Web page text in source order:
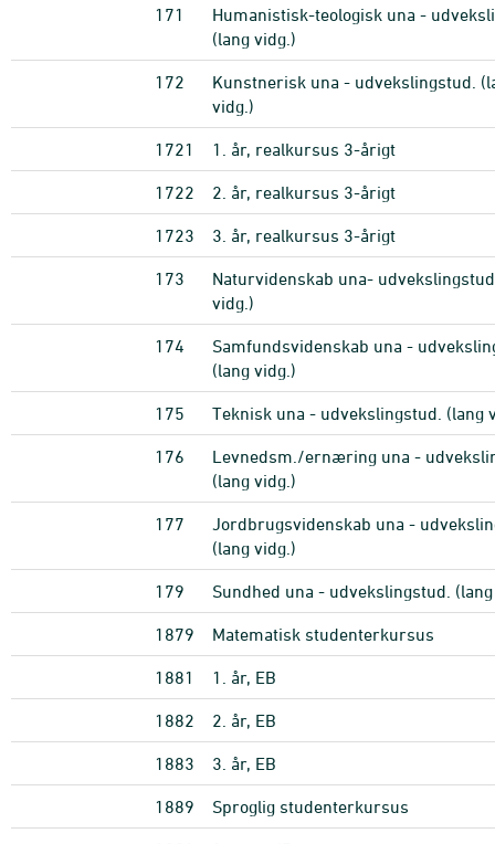
171
Humanistisk-teologisk una -
(lang vidg.)
172
Kunstnerisk una - udvekslingstud.
vidg.)
1721 1. år, realkursus 3-årigt
1722 2. år, realkursus 3-årigt
1723 3. år, realkursus 3-årigt
173
Naturvidenskab una-
vidg.)
174
Samfundsvidenskab una -
(lang vidg.)
175 Teknisk una - udvekslingstud. (lang
176
Levnedsm./ernæring una -
(lang vidg.)
177
Jordbrugsvidenskab una -
(lang vidg.)
179 Sundhed una - udvekslingstud.
1879 Matematisk studenterkursus
1881 1. år, EB
1882 2. år, EB
1883 3. år, EB
1889 Sproglig studenterkursus